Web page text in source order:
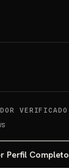
VERIFICADO
Perfil Completo